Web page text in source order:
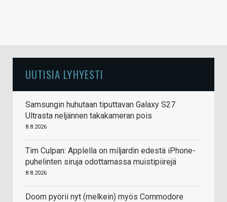
UUTISIA LYHYESTI
Samsungin huhutaan tiputtavan Galaxy S27
Ultrasta neljännen takakameran pois
8.8.2026
Tim Culpan: Applella on miljardin edestä iPhone-
puhelinten siruja odottamassa muistipiirejä
8.8.2026
Doom pyörii nyt (melkein) myös Commodore